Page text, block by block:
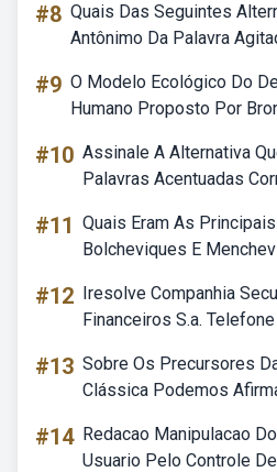
#8 Quais Das Seguintes
Antônimo Da Palavra
#9 O Modelo Ecológico Do
Humano Proposto Por
#10 Assinale A Alternativa
Palavras Acentuadas
#11 Quais Eram As
Bolcheviques E
#12 Iresolve Companhia
Financeiros S.a. Telefone
#13 Sobre Os Precursores
Clássica Podemos
#14 Redacao Manipulacao
Usuario Pelo Controle